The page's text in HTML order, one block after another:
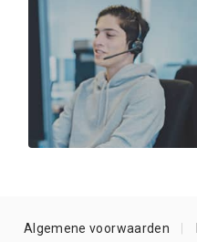
Algemene voorwaarden